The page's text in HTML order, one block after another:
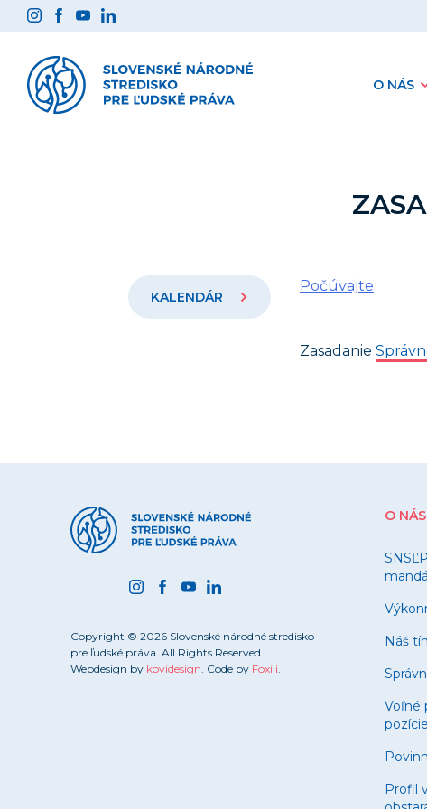
Preskočiť
na
O NÁS
KALENDÁR
Počúvajte
Zasadanie
O NÁS
Náš
Voľné
pozície
Profil
Copyright © 2026 Slovenské národné stredisko
pre ľudské práva. All Rights Reserved.
Webdesign by kovidesign . Code by Foxili